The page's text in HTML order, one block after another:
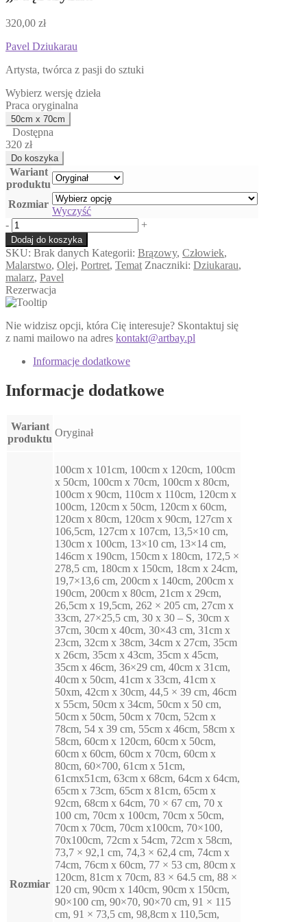
320,00 zł
Pavel Dziukarau
Artysta, twórca z pasji do sztuki
Wybierz wersję dzieła
Praca oryginalna
Dostępna
320 zł
Wariant
produktu
Rozmiar
Wyczyść
ilość
"Mężczyzna"
- +
Dodaj do koszyka
SKU: Brak danych Kategorii: Brązowy, Człowiek,
Malarstwo, Olej, Portret, Temat Znaczniki: Dziukarau,
malarz, Pavel
Rezerwacja
Nie widzisz opcji, która Cię interesuje? Skontaktuj się
z nami mailowo na adres kontakt@artbay.pl
Informacje dodatkowe
Informacje dodatkowe
Wariant
produktu
Oryginał
Rozmiar
100cm x 101cm, 100cm x 120cm, 100cm
x 50cm, 100cm x 70cm, 100cm x 80cm,
100cm x 90cm, 110cm x 110cm, 120cm x
100cm, 120cm x 50cm, 120cm x 60cm,
120cm x 80cm, 120cm x 90cm, 127cm x
106,5cm, 127cm x 107cm, 13,5×10 cm,
130cm x 100cm, 13×10 cm, 13×14 cm,
146cm x 190cm, 150cm x 180cm, 172,5 ×
278,5 cm, 180cm x 150cm, 18cm x 24cm,
19,7×13,6 cm, 200cm x 140cm, 200cm x
190cm, 200cm x 80cm, 21cm x 29cm,
26,5cm x 19,5cm, 262 × 205 cm, 27cm x
33cm, 27×25,5 cm, 30 x 30 – S, 30cm x
37cm, 30cm x 40cm, 30×43 cm, 31cm x
23cm, 32cm x 38cm, 34cm x 27cm, 35cm
x 26cm, 35cm x 43cm, 35cm x 45cm,
35cm x 46cm, 36×29 cm, 40cm x 31cm,
40cm x 50cm, 41cm x 33cm, 41cm x
50xm, 42cm x 30cm, 44,5 × 39 cm, 46cm
x 55cm, 50cm x 34cm, 50cm x 50 cm,
50cm x 50cm, 50cm x 70cm, 52cm x
78cm, 54 x 39 cm, 55cm x 46cm, 58cm x
58cm, 60cm x 120cm, 60cm x 50cm,
60cm x 60cm, 60cm x 70cm, 60cm x
80cm, 60×700, 61cm x 51cm,
61cmx51cm, 63cm x 68cm, 64cm x 64cm,
65cm x 73cm, 65cm x 81cm, 65cm x
92cm, 68cm x 64cm, 70 × 67 cm, 70 x
100 cm, 70cm x 100cm, 70cm x 50cm,
70cm x 70cm, 70cm x100cm, 70×100,
70x100cm, 72cm x 54cm, 72cm x 58cm,
73,7 × 92,1 cm, 74,3 × 62,4 cm, 74cm x
74cm, 76cm x 60cm, 77 × 53 cm, 80cm x
120cm, 81cm x 70cm, 83 × 64.5 cm, 88 ×
120 cm, 90cm x 140cm, 90cm x 150cm,
90×100 cm, 90×70, 90×70 cm, 91 × 115
cm, 91 × 73,5 cm, 98,8cm x 110,5cm,